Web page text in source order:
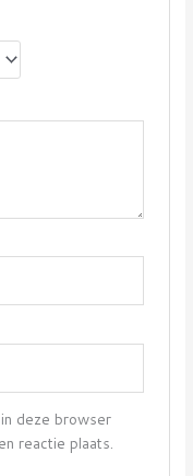
deze browser
reactie plaats.